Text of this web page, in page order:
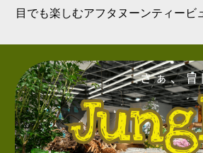
目でも楽しむアフタヌーンティービ